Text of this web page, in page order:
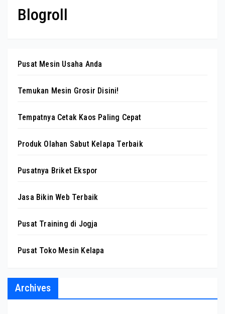
Blogroll
Pusat Mesin Usaha Anda
Temukan Mesin Grosir Disini!
Tempatnya Cetak Kaos Paling Cepat
Produk Olahan Sabut Kelapa Terbaik
Pusatnya Briket Ekspor
Jasa Bikin Web Terbaik
Pusat Training di Jogja
Pusat Toko Mesin Kelapa
Archives